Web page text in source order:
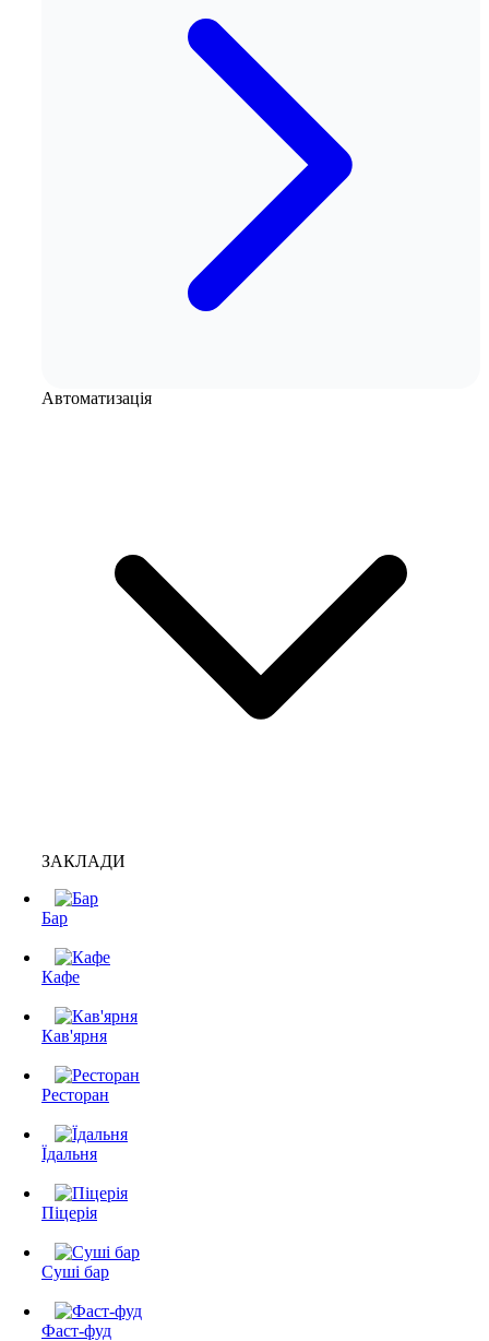
Автоматизація
ЗАКЛАДИ
Бар
Кафе
Кав'ярня
Ресторан
Їдальня
Піцерія
Суші бар
Фаст-фуд